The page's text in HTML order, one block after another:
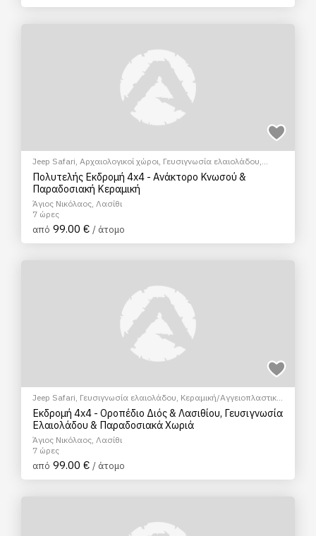
Jeep Safari, Αρχαιολογικοί χώροι, Γευσιγνωσία ελαιολάδου,
Κεραμική/Αγγειοπλαστική
Πολιτιστικά - Πολιτισμικά, Σεμινάρια
& Μαθήματα
Πολυτελής Εκδρομή 4x4 - Ανάκτορο Κνωσού &
Παραδοσιακή Κεραμική
Άγιος Νικόλαος, Λασίθι
7 ώρες
από 99.00 € / άτομο
Jeep Safari, Γευσιγνωσία ελαιολάδου, Κεραμική/Αγγειοπλαστική,
Ξεναγήσεις/Αξιοθέατα
Πολιτιστικά - Πολιτισμικά ,Σεμινάρια &
Μαθήματα
Εκδρομή 4x4 - Οροπέδιο Διός & Λασιθίου, Γευσιγνωσία
Ελαιολάδου & Παραδοσιακά Χωριά
Άγιος Νικόλαος, Λασίθι
7 ώρες
από 99.00 € / άτομο